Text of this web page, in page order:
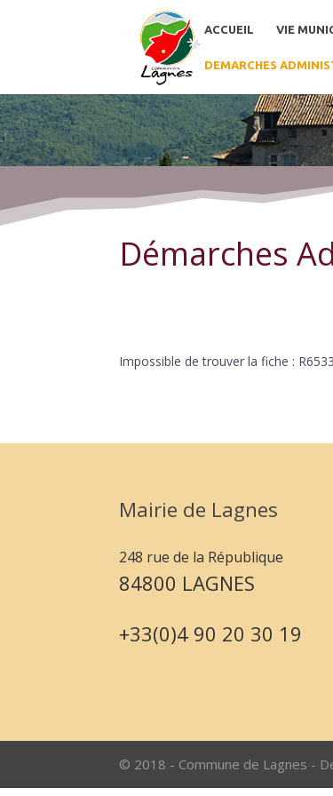
ACCUEIL VIE
DEMARCHES
Démarches
Démarches
Impossible de trouver la fiche :
Mairie de Lagnes
248 rue de la République
84800 LAGNES
+33(0)4 90 20 30 19
© 2018 - Commune de Lagnes -